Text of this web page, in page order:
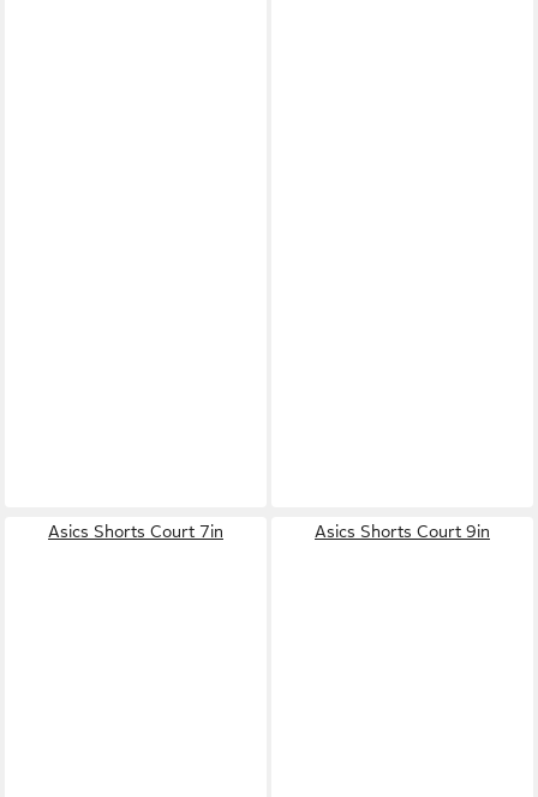
Asics Shorts Court 7in Asics Shorts Court 9in